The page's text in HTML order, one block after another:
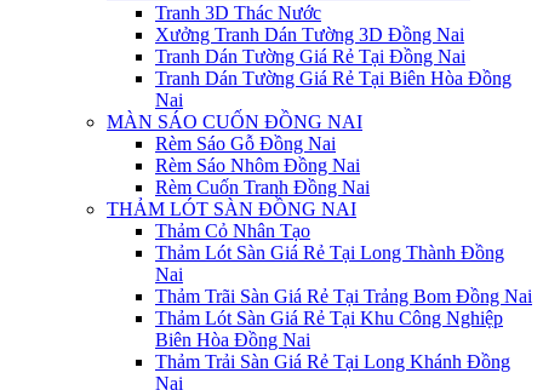
Tranh 3D Thác Nước
Xưởng Tranh Dán Tường 3D Đồng Nai
Tranh Dán Tường Giá Rẻ Tại Đồng Nai
Tranh Dán Tường Giá Rẻ Tại Biên Hòa Đồng
Nai
MÀN SÁO CUỐN ĐỒNG NAI
Rèm Sáo Gỗ Đồng Nai
Rèm Sáo Nhôm Đồng Nai
Rèm Cuốn Tranh Đồng Nai
THẢM LÓT SÀN ĐỒNG NAI
Thảm Cỏ Nhân Tạo
Thảm Lót Sàn Giá Rẻ Tại Long Thành Đồng
Nai
Thảm Trãi Sàn Giá Rẻ Tại Trảng Bom Đồng Nai
Thảm Lót Sàn Giá Rẻ Tại Khu Công Nghiệp
Biên Hòa Đồng Nai
Thảm Trải Sàn Giá Rẻ Tại Long Khánh Đồng
Nai